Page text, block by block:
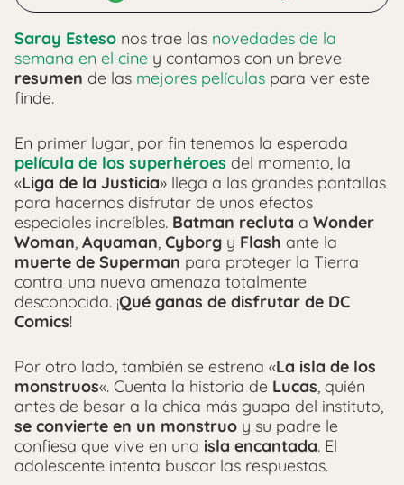
Saray Esteso nos trae las novedades de la
semana en el cine y contamos con un breve
resumen de las mejores películas para ver este
finde.
En primer lugar, por fin tenemos la esperada
película de los superhéroes del momento, la
«Liga de la Justicia» llega a las grandes pantallas
para hacernos disfrutar de unos efectos
especiales increíbles. Batman recluta a Wonder
Woman, Aquaman, Cyborg y Flash ante la
muerte de Superman para proteger la Tierra
contra una nueva amenaza totalmente
desconocida. ¡Qué ganas de disfrutar de DC
Comics!
Por otro lado, también se estrena «La isla de los
monstruos«. Cuenta la historia de Lucas, quién
antes de besar a la chica más guapa del instituto,
se convierte en un monstruo y su padre le
confiesa que vive en una isla encantada. El
adolescente intenta buscar las respuestas.